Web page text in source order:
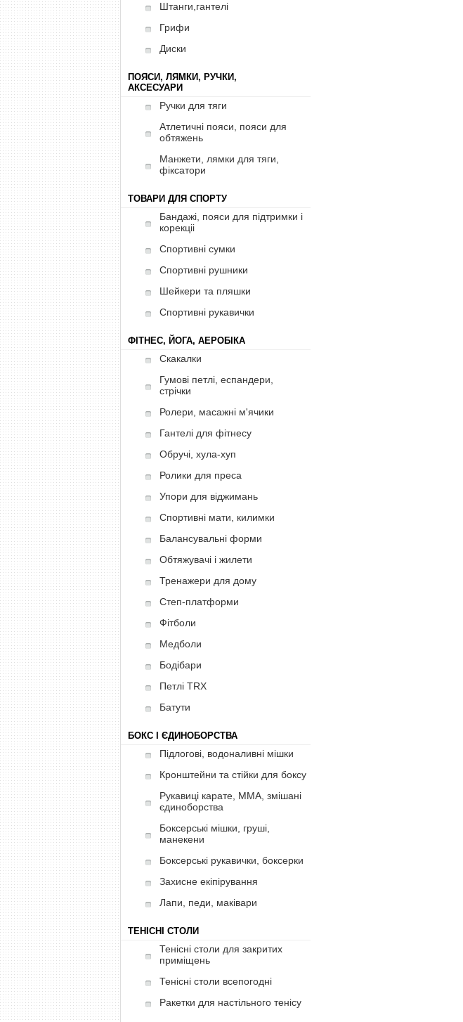
Штанги,гантелі
Грифи
Диски
ПОЯСИ, ЛЯМКИ, РУЧКИ,
АКСЕСУАРИ
Ручки для тяги
Атлетичні пояси, пояси для
обтяжень
Манжети, лямки для тяги,
фіксатори
ТОВАРИ ДЛЯ СПОРТУ
Бандажі, пояси для підтримки і
корекціі
Спортивні сумки
Спортивні рушники
Шейкери та пляшки
Спортивні рукавички
ФІТНЕС, ЙОГА, АЕРОБІКА
Скакалки
Гумові петлі, еспандери,
стрічки
Ролери, масажні м'ячики
Гантелі для фітнесу
Обручі, хула-хуп
Ролики для преса
Упори для віджимань
Спортивні мати, килимки
Балансувальні форми
Обтяжувачі і жилети
Тренажери для дому
Степ-платформи
Фітболи
Медболи
Бодібари
Петлі TRX
Батути
БОКС І ЄДИНОБОРСТВА
Підлогові, водоналивні мішки
Кронштейни та стійки для боксу
Рукавиці карате, ММА, змішані
єдиноборства
Боксерські мішки, груші,
манекени
Боксерські рукавички, боксерки
Захисне екіпірування
Лапи, педи, маківари
ТЕНІСНІ СТОЛИ
Тенісні столи для закритих
приміщень
Тенісні столи всепогодні
Ракетки для настільного тенісу